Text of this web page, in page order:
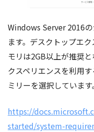
Windows Server 2016
ます。デスクトップエ
モリは2GB以上が推奨
クスペリエンスを利用
ミリーを選択しています。
https://
started/system-